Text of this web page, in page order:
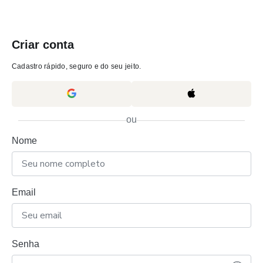
Criar conta
Cadastro rápido, seguro e do seu jeito.
ou
Nome
Email
Senha